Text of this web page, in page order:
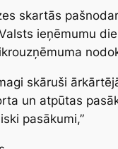
skartās
ieņēmumu
skāruši
un atpūtas
pasākumi,”